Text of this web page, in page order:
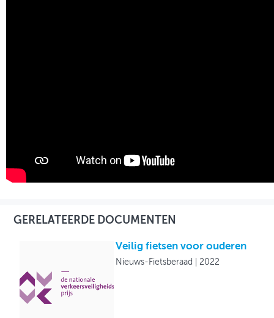
GERELATEERDE DOCUMENTEN
Veilig fietsen voor ouderen
Nieuws-Fietsberaad 2022